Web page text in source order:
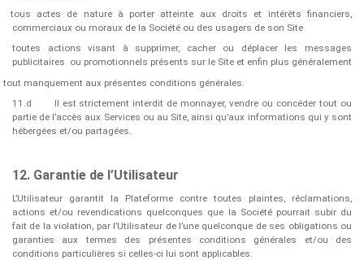
tous actes de nature à porter atteinte aux droits et intérêts financiers,
commerciaux ou moraux de la Société ou des usagers de son Site
toutes actions visant à supprimer, cacher ou déplacer les messages
publicitaires ou promotionnels présents sur le Site et enfin plus généralement
tout manquement aux présentes conditions générales.
11.d
Il est strictement interdit de monnayer, vendre ou concéder tout ou
partie de l’accès aux Services ou au Site, ainsi qu’aux informations qui y sont
hébergées et/ou partagées.
12. Garantie de l’Utilisateur
L’Utilisateur garantit la Plateforme contre toutes plaintes, réclamations,
actions et/ou revendications quelconques que la Société pourrait subir du
fait de la violation, par l’Utilisateur de l’une quelconque de ses obligations ou
garanties aux termes des présentes conditions générales et/ou des
conditions particulières si celles-ci lui sont applicables.